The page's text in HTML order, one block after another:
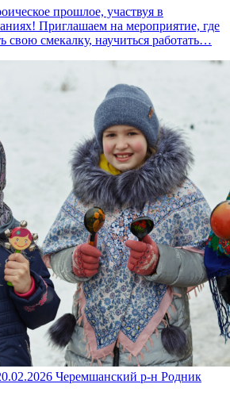
прошлое, участвуя в
Приглашаем на мероприятие, где
свою смекалку, научиться работать…
Черемшанский р-н Родник